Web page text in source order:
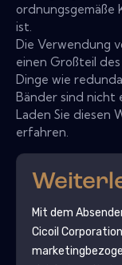
ordnungsgemäße
ist.
Die Verwendung
einen Großteil
Dinge wie
Bänder sind nicht
Laden Sie diesen
erfahren.
Mit dem
Cicoil Corporation